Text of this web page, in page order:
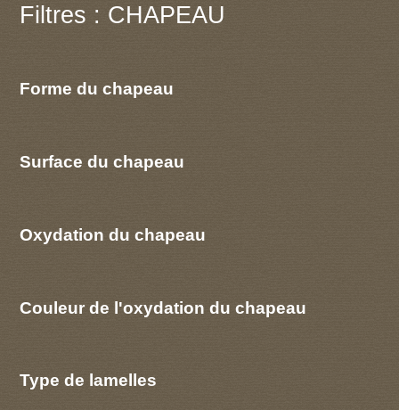
Filtres : CHAPEAU
Forme du chapeau
Surface du chapeau
Oxydation du chapeau
Couleur de l'oxydation du chapeau
Type de lamelles